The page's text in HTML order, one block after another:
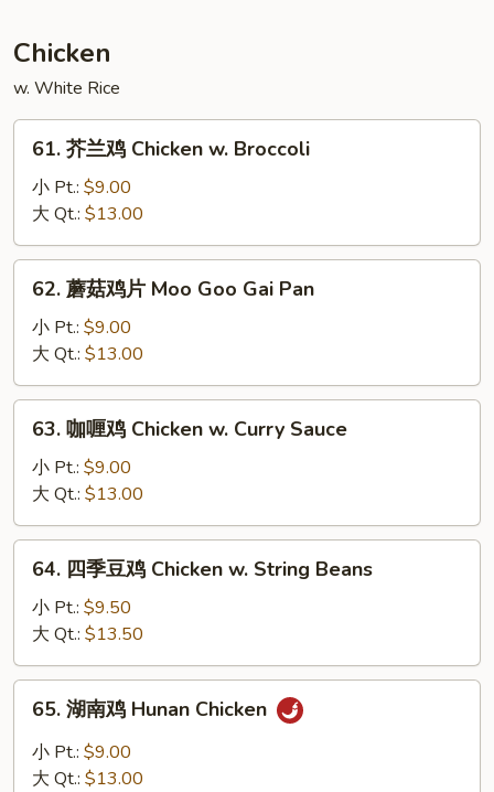
House
Special
Egg
Foo
Young
Chicken
w. White Rice
61.
Chicken
w.
Broccoli
61. 芥兰鸡 Chicken w. Broccoli
小 Pt.: $9.00
大 Qt.: $13.00
62.
片
Moo
Goo
Gai
Pan
62. 蘑菇鸡片 Moo Goo Gai Pan
小 Pt.: $9.00
大 Qt.: $13.00
63.
Chicken
w.
Curry
Sauce
63. 咖喱鸡 Chicken w. Curry Sauce
小 Pt.: $9.00
大 Qt.: $13.00
64.
鸡
Chicken
String
Beans
64. 四季豆鸡 Chicken w. String Beans
小 Pt.: $9.50
大 Qt.: $13.50
65.
65. 湖南鸡 Hunan Chicken
小 Pt.: $9.00
大 Qt.: $13.00